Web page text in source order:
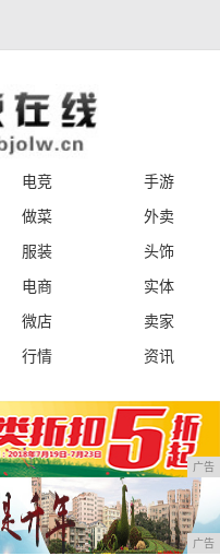
电竞
手游
做菜
外卖
服装
头饰
电商
实体
微店
卖家
行情 资讯
广告
广告